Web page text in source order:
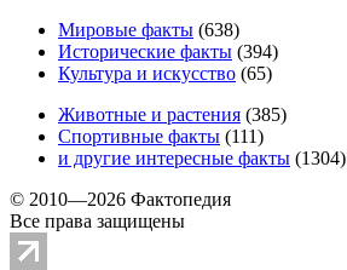
Мировые факты (638)
Исторические факты (394)
Культура и искусство (65)
Животные и растения (385)
Спортивные факты (111)
и другие интересные факты (1304)
© 2010—2026 Фактопедия
Все права защищены